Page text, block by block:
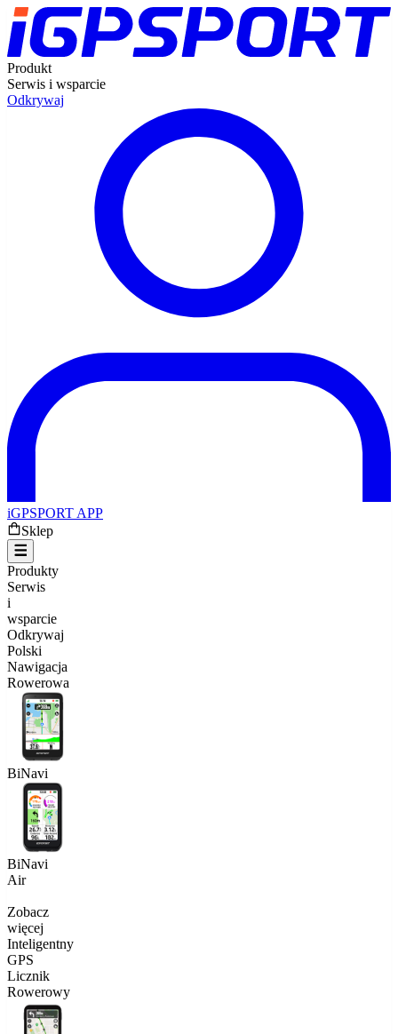
Produkt
Serwis i wsparcie
Odkrywaj
iGPSPORT APP
Sklep
Produkty
Serwis
i
wsparcie
Odkrywaj
Polski
Nawigacja
Rowerowa
BiNavi
BiNavi
Air
Zobacz
więcej
Inteligentny
GPS
Licznik
Rowerowy